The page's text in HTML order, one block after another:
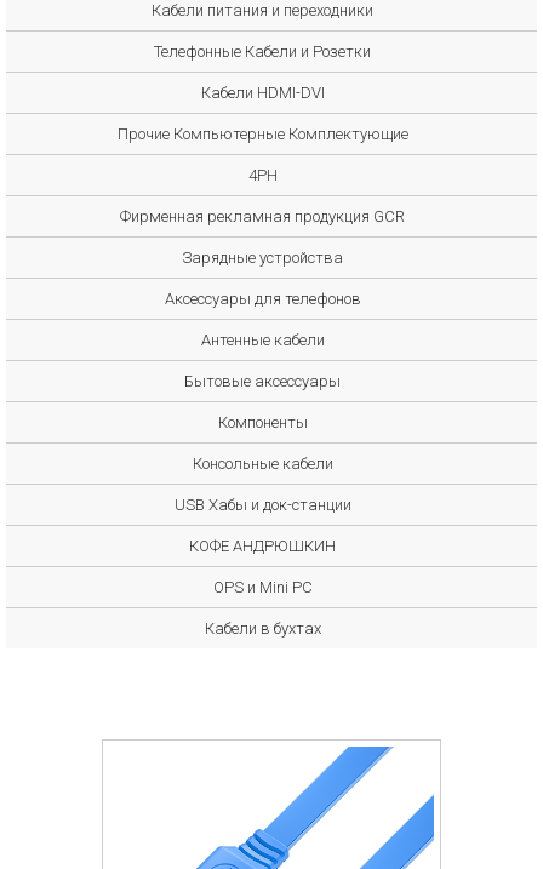
Кабели питания и переходники
Телефонные Кабели и Розетки
Кабели HDMI-DVI
Прочие Компьютерные Комплектующие
4PH
Фирменная рекламная продукция GCR
Зарядные устройства
Аксессуары для телефонов
Антенные кабели
Бытовые аксессуары
Компоненты
Консольные кабели
USB Хабы и док-станции
КОФЕ АНДРЮШКИН
OPS и Mini PC
Кабели в бухтах